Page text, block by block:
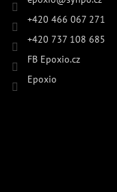
+420 466 067 271
+420 737 108 685
FB Epoxio.cz
Epoxio